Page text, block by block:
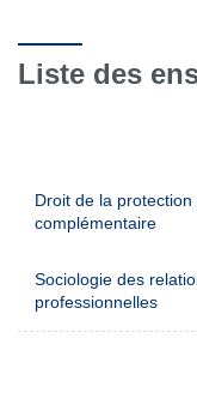
Liste des
Droit de la protection
complémentaire
Sociologie des
professionnelles